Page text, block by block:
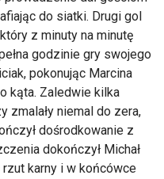
do siatki. Drugi gol
z minuty na minutę
godzinie gry swojego
pokonując Marcina
kąta. Zaledwie kilka
zmalały niemal do zera,
dośrodkowanie z
dokończył Michał
karny i w końcówce